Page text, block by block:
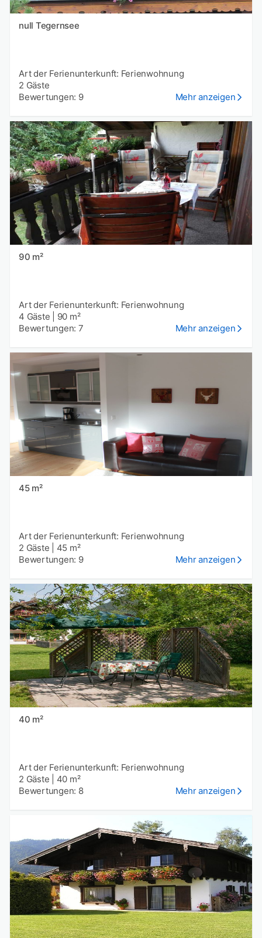
null Tegernsee
Art der Ferienunterkunft: Ferienwohnung
2 Gäste
Bewertungen: 9
Mehr anzeigen
90 m²
Art der Ferienunterkunft: Ferienwohnung
4 Gäste
90 m²
Bewertungen: 7
Mehr anzeigen
45 m²
Art der Ferienunterkunft: Ferienwohnung
2 Gäste
45 m²
Bewertungen: 9
Mehr anzeigen
40 m²
Art der Ferienunterkunft: Ferienwohnung
2 Gäste
40 m²
Bewertungen: 8
Mehr anzeigen